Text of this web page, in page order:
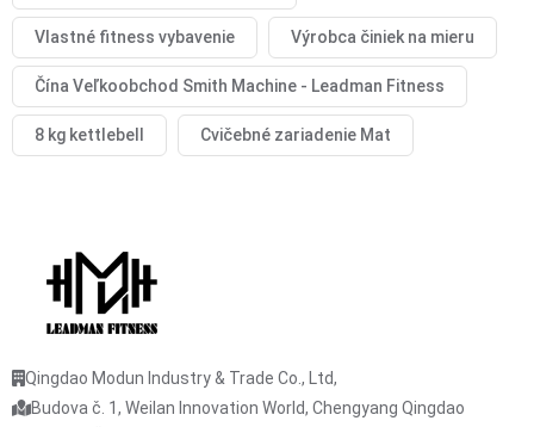
Vlastné fitness vybavenie Výrobca činiek na mieru
Čína Veľkoobchod Smith Machine - Leadman Fitness
8 kg kettlebell Cvičebné zariadenie Mat
Qingdao Modun Industry & Trade Co., Ltd,
Budova č. 1, Weilan Innovation World, Chengyang Qingdao